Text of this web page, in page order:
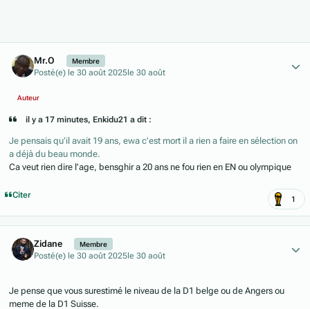
Mr.O Membre
Posté(e) le 30 août 2025 le 30 août
Auteur
il y a 17 minutes, Enkidu21 a dit :
Je pensais qu’il avait 19 ans, ewa c’est mort il a rien a faire en sélection on
a déjà du beau monde.
Ca veut rien dire l’age, bensghir a 20 ans ne fou rien en EN ou olympique
Citer 1
Zidane Membre
Posté(e) le 30 août 2025 le 30 août
Je pense que vous surestimé le niveau de la D1 belge ou de Angers ou
meme de la D1 Suisse.